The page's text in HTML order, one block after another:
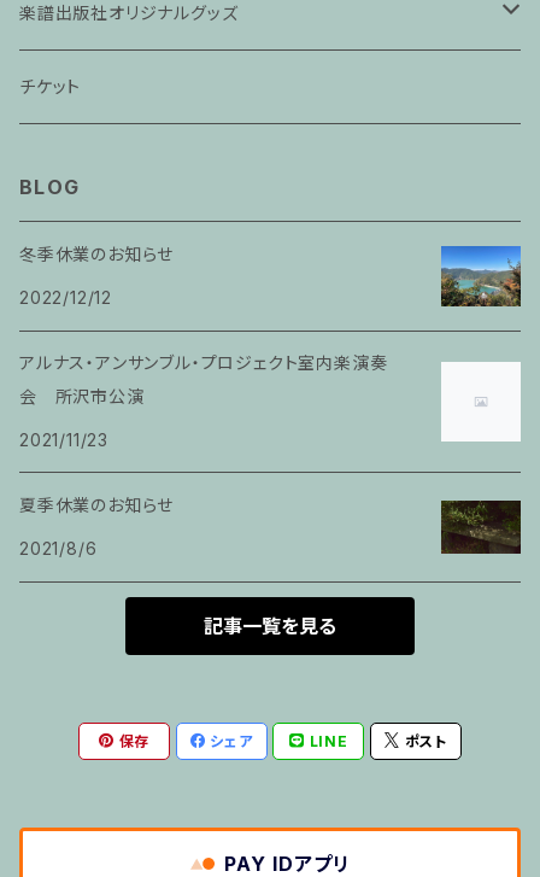
ピアノ科４５分レッスン
家族割プラン
家族割適用プラン2
家族割適用プラン3
家族割適用プラン4
ヴァイオリンピアノ６０分レッスン
ピアノ科６０分レッスン
その他のご利用
楽譜出版社オリジナルグッズ
アパレル
チケット
BLOG
冬季休業のお知らせ
2022/12/12
アルナス・アンサンブル・プロジェクト室内楽演奏
会 所沢市公演
2021/11/23
夏季休業のお知らせ
2021/8/6
記事一覧を見る
保存 シェア LINE ポスト
PAY IDアプリ